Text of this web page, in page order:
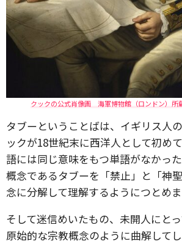
クックの公式肖像画 海軍博物館（ロンドン）所
タブーということばは、イギリス人
ックが18世紀末に西洋人として初め
語には同じ意味をもつ単語がなかっ
概念であるタブーを「禁止」と「神
念に分解して理解するようにつとめま
そして迷信めいたもの、未開人にとっ
原始的な宗教概念のように曲解してし